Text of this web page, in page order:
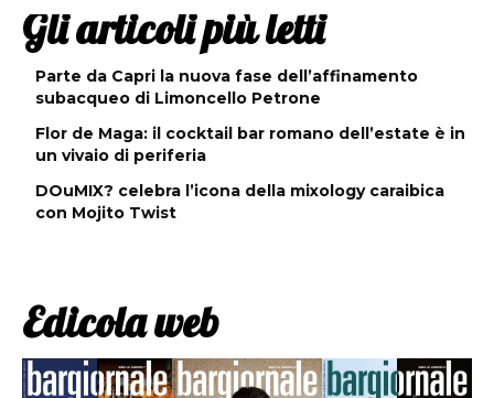
Gli articoli più letti
Parte da Capri la nuova fase dell’affinamento
subacqueo di Limoncello Petrone
Flor de Maga: il cocktail bar romano dell’estate è in
un vivaio di periferia
DOuMIX? celebra l’icona della mixology caraibica
con Mojito Twist
Edicola web